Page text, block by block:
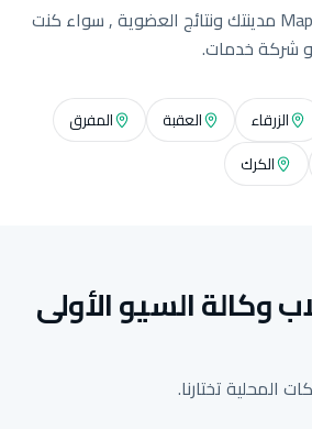
ترتيبات محلية في Map Pack مدينتك ونتائج العضوية , سواء كنت
شركة خدمات.
الزرقاء العقبة
المفرق
الكرك
وكالة السيو الأولى
المحلية تختارنا.